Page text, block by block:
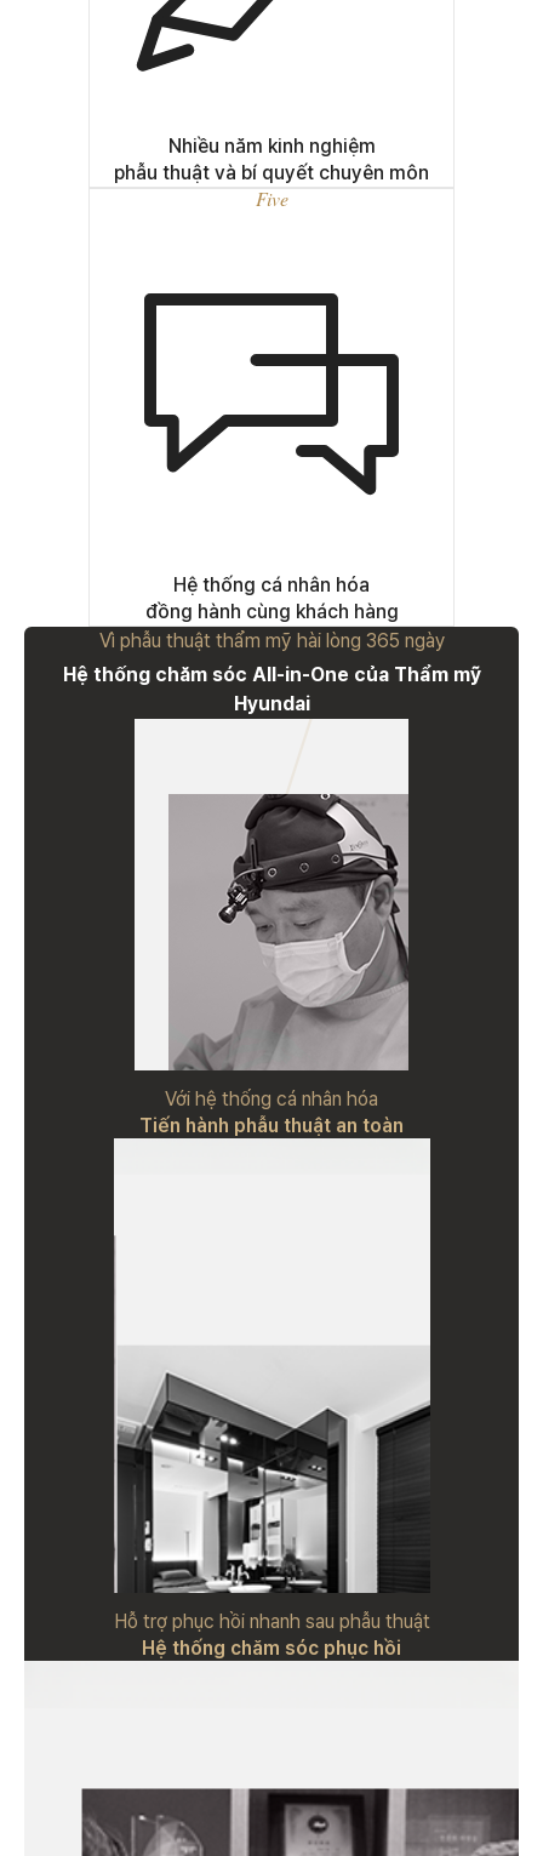
Nhiều năm kinh nghiệm
phẫu thuật và bí quyết chuyên môn
Five
Hệ thống cá nhân hóa
đồng hành cùng khách hàng
Vì phẫu thuật thẩm mỹ hài lòng 365 ngày
Hệ thống chăm sóc All-in-One của Thẩm mỹ
Hyundai
Với hệ thống cá nhân hóa
Tiến hành phẫu thuật an toàn
Hỗ trợ phục hồi nhanh sau phẫu thuật
Hệ thống chăm sóc phục hồi